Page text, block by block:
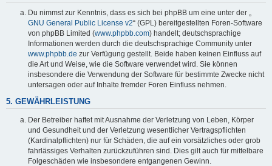
Du nimmst zur Kenntnis, dass es sich bei phpBB um eine unter der „
GNU General Public License v2“ (GPL) bereitgestellten Foren-Software
von phpBB Limited (www.phpbb.com) handelt; deutschsprachige
Informationen werden durch die deutschsprachige Community unter
www.phpbb.de zur Verfügung gestellt. Beide haben keinen Einfluss auf
die Art und Weise, wie die Software verwendet wird. Sie können
insbesondere die Verwendung der Software für bestimmte Zwecke nicht
untersagen oder auf Inhalte fremder Foren Einfluss nehmen.
5. GEWÄHRLEISTUNG
Der Betreiber haftet mit Ausnahme der Verletzung von Leben, Körper
und Gesundheit und der Verletzung wesentlicher Vertragspflichten
(Kardinalpflichten) nur für Schäden, die auf ein vorsätzliches oder grob
fahrlässiges Verhalten zurückzuführen sind. Dies gilt auch für mittelbare
Folgeschäden wie insbesondere entgangenen Gewinn.